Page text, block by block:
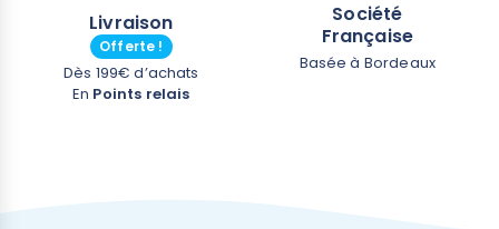
Livraison
Offerte !
Dès 199€ d’achats
En Points relais
Société
Française
Basée à Bordeaux